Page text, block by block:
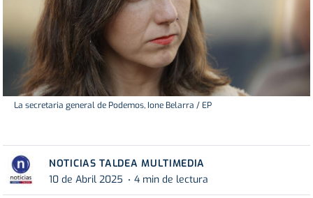
La secretaria general de Podemos, Ione Belarra / EP
NOTICIAS TALDEA MULTIMEDIA
10 de Abril 2025
4 min de lectura